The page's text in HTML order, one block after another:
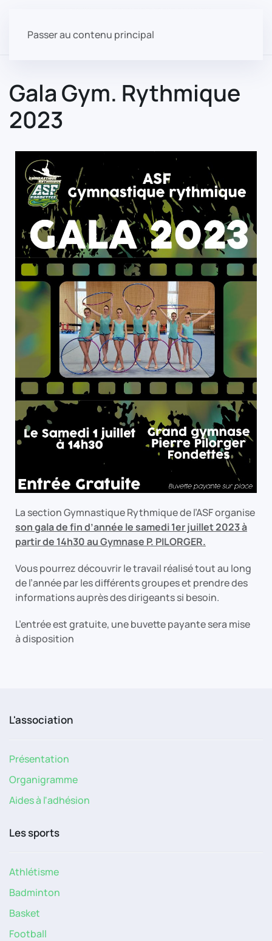
Passer au contenu principal
Gala Gym. Rythmique
2023
La section Gymnastique Rythmique de l’ASF organise
son gala de fin d’année le samedi 1er juillet 2023 à
partir de 14h30 au Gymnase P. PILORGER.
Vous pourrez découvrir le travail réalisé tout au long
de l’année par les différents groupes et prendre des
informations auprès des dirigeants si besoin.
L’entrée est gratuite, une buvette payante sera mise
à disposition
L'association
Présentation
Organigramme
Aides à l'adhésion
Les sports
Athlétisme
Badminton
Basket
Football